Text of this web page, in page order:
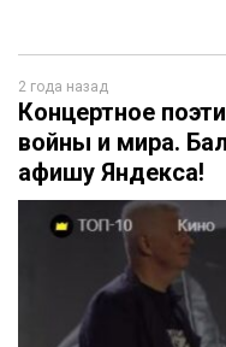
2 года назад
Концертное
войны и мира.
афишу Яндекса!